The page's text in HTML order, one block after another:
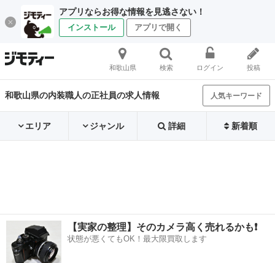
アプリならお得な情報を見逃さない！
インストール アプリで開く
和歌山県 検索 ログイン 投稿
和歌山県の内装職人の正社員の求人情報 人気キーワード
エリア ジャンル 詳細 新着順
【実家の整理】そのカメラ高く売れるかも❗️
状態が悪くてもOK！最大限買取します